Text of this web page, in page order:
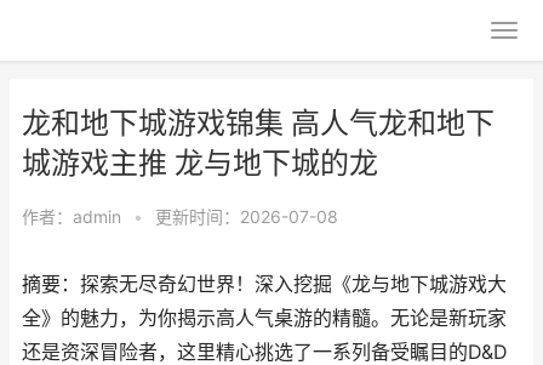
龙和地下城游戏锦集 高人气龙和地下
城游戏主推 龙与地下城的龙
作者： admin • 更新时间：2026-07-08
摘要：探索无尽奇幻世界！深入挖掘《龙与地下城游戏大
全》的魅力，为你揭示高人气桌游的精髓。无论是新玩家
还是资深冒险者，这里精心挑选了一系列备受瞩目的D&D